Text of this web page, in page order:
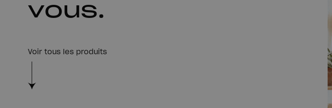
vous.
Voir tous les produits